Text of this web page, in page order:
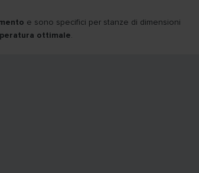
e sono specifici per stanze di dimensioni
ottimale.